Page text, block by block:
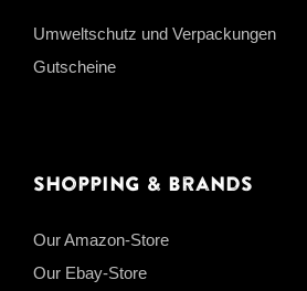
Umweltschutz und Verpackungen
Gutscheine
Shopping & Brands
Our Amazon-Store
Our Ebay-Store